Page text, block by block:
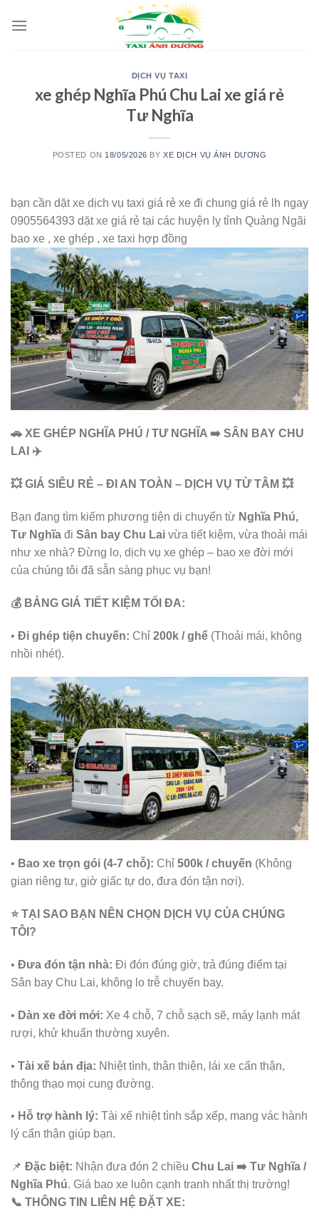
DỊCH VỤ TAXI
xe ghép Nghĩa Phú Chu Lai xe giá rẻ
Tư Nghĩa
POSTED ON 18/05/2026 BYXE DỊCH VỤ ÁNH DƯƠNG
bạn cần dặt xe dịch vụ taxi giá rẻ xe đi chung giá rẻ lh ngay
0905564393 dặt xe giá rẻ tại các huyện lỵ tỉnh Quảng Ngãi
bao xe , xe ghép , xe taxi hợp đồng
🚗 XE GHÉP NGHĨA PHÚ / TƯ NGHĨA ➡️ SÂN BAY CHU
LAI ✈️
💥 GIÁ SIÊU RẺ – ĐI AN TOÀN – DỊCH VỤ TỪ TÂM 💥
Bạn đang tìm kiếm phương tiện di chuyển từ Nghĩa Phú,
Tư Nghĩa đi Sân bay Chu Lai vừa tiết kiệm, vừa thoải mái
như xe nhà? Đừng lo, dịch vụ xe ghép – bao xe đời mới
của chúng tôi đã sẵn sàng phục vụ bạn!
💰 BẢNG GIÁ TIẾT KIỆM TỐI ĐA:
• Đi ghép tiện chuyến: Chỉ 200k / ghế (Thoải mái, không
nhồi nhét).
• Bao xe trọn gói (4-7 chỗ): Chỉ 500k / chuyến (Không
gian riêng tư, giờ giấc tự do, đưa đón tận nơi).
⭐ TẠI SAO BẠN NÊN CHỌN DỊCH VỤ CỦA CHÚNG
TÔI?
• Đưa đón tận nhà: Đi đón đúng giờ, trả đúng điểm tại
Sân bay Chu Lai, không lo trễ chuyến bay.
• Dàn xe đời mới: Xe 4 chỗ, 7 chỗ sạch sẽ, máy lạnh mát
rượi, khử khuẩn thường xuyên.
• Tài xế bản địa: Nhiệt tình, thân thiện, lái xe cẩn thận,
thông thạo mọi cung đường.
• Hỗ trợ hành lý: Tài xế nhiệt tình sắp xếp, mang vác hành
lý cẩn thận giúp bạn.
📌 Đặc biệt: Nhận đưa đón 2 chiều Chu Lai ➡️ Tư Nghĩa /
Nghĩa Phú. Giá bao xe luôn cạnh tranh nhất thị trường!
📞 THÔNG TIN LIÊN HỆ ĐẶT XE: